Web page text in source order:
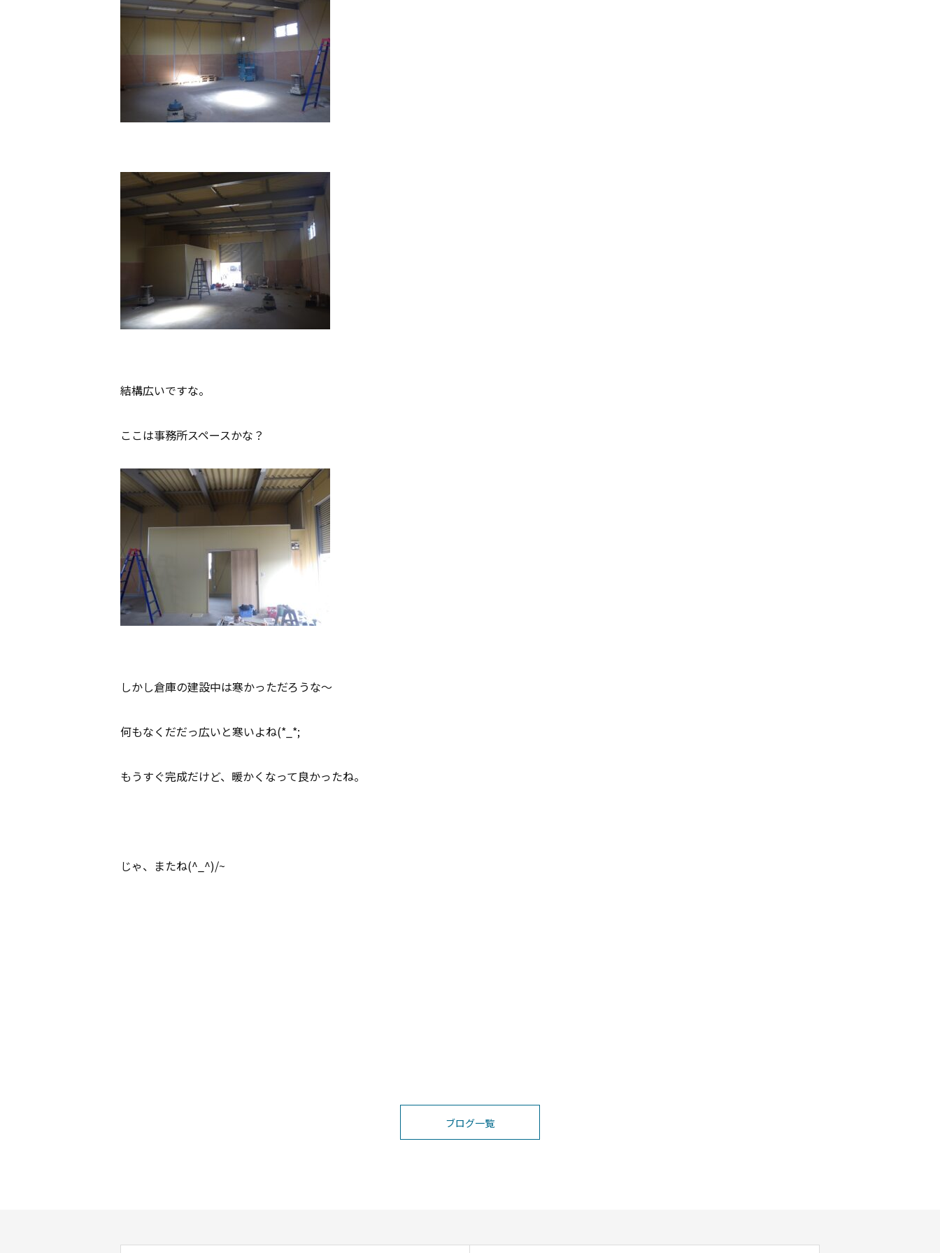
結構広いですな。
ここは事務所スペースかな？
しかし倉庫の建設中は寒かっただろうな～
何もなくだだっ広いと寒いよね(*_*;
もうすぐ完成だけど、暖かくなって良かったね。
じゃ、またね(^_^)/~
ブログ一覧